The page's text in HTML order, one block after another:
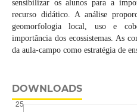
sensibilizar os alunos para a
recurso didático. A análise
geomorfologia local, uso e
importância dos ecossistemas. As
da aula-campo como estratégia de
DOWNLOADS